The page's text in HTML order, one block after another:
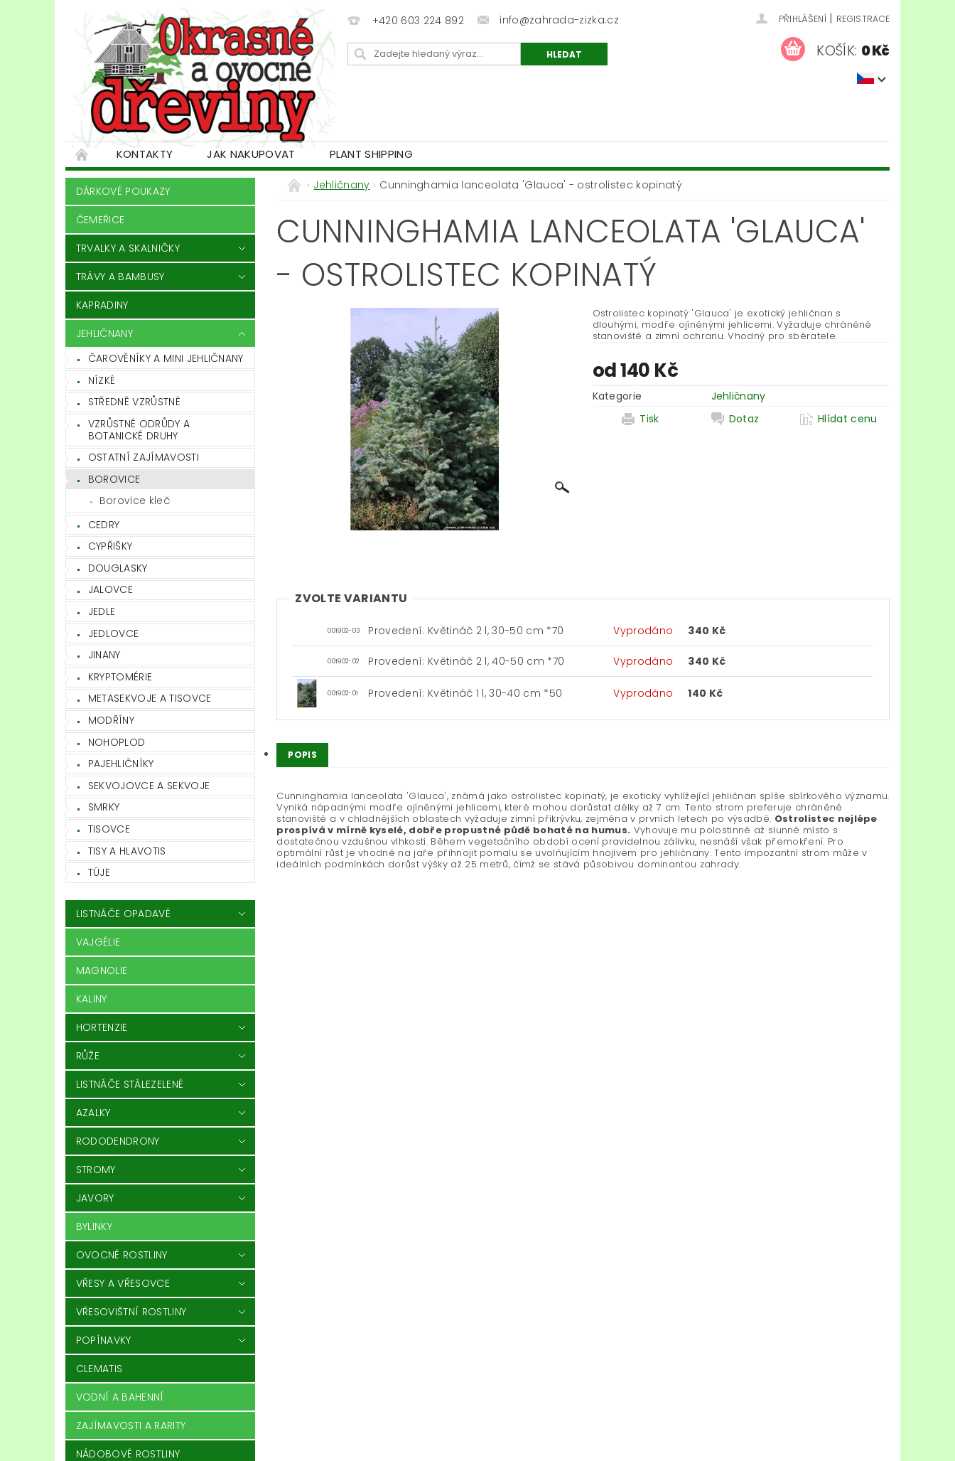
+420 603 224 892 info@zahrada-zizka.cz PŘIHLÁŠENÍ | REGISTRACE
KOŠÍK: 0 Kč
KONTAKTY JAK NAKUPOVAT PLANT SHIPPING
DÁRKOVÉ POUKAZY
ČEMEŘICE
TRVALKY A SKALNIČKY
TRÁVY A BAMBUSY
KAPRADINY
JEHLIČNANY
ČAROVĚNÍKY A MINI JEHLIČNANY
NÍZKÉ
STŘEDNĚ VZRŮSTNÉ
VZRŮSTNÉ ODRŮDY A
BOTANICKÉ DRUHY
OSTATNÍ ZAJÍMAVOSTI
BOROVICE
Borovice kleč
CEDRY
CYPŘIŠKY
DOUGLASKY
JALOVCE
JEDLE
JEDLOVCE
JINANY
KRYPTOMÉRIE
METASEKVOJE A TISOVCE
MODŘÍNY
NOHOPLOD
PAJEHLIČNÍKY
SEKVOJOVCE A SEKVOJE
SMRKY
TISOVCE
TISY A HLAVOTIS
TÚJE
LISTNÁČE OPADAVÉ
VAJGÉLIE
MAGNOLIE
KALINY
HORTENZIE
RŮŽE
LISTNÁČE STÁLEZELENÉ
AZALKY
RODODENDRONY
STROMY
JAVORY
BYLINKY
OVOCNÉ ROSTLINY
VŘESY A VŘESOVCE
VŘESOVIŠTNÍ ROSTLINY
POPÍNAVKY
CLEMATIS
VODNÍ A BAHENNÍ
ZAJÍMAVOSTI A RARITY
NÁDOBOVÉ ROSTLINY
Jehličnany Cunninghamia lanceolata 'Glauca' - ostrolistec kopinatý
CUNNINGHAMIA LANCEOLATA 'GLAUCA'
- OSTROLISTEC KOPINATÝ
Ostrolistec kopinatý 'Glauca' je exotický jehličnan s
dlouhými, modře ojíněnými jehlicemi. Vyžaduje chráněné
stanoviště a zimní ochranu. Vhodný pro sběratele.
od 140 Kč
Kategorie
Jehličnany
Tisk
Dotaz Hlídat cenu
ZVOLTE VARIANTU
001902-03 Provedení: Květináč 2 l, 30-50 cm *70 Vyprodáno 340 Kč
001902-02 Provedení: Květináč 2 l, 40-50 cm *70 Vyprodáno 340 Kč
001902-01 Provedení: Květináč 1 l, 30-40 cm *50 Vyprodáno 140 Kč
POPIS
Cunninghamia lanceolata 'Glauca', známá jako ostrolistec kopinatý, je exoticky vyhlížející jehličnan spíše sbírkového významu.
Vyniká nápadnými modře ojíněnými jehlicemi, které mohou dorůstat délky až 7 cm. Tento strom preferuje chráněné
stanoviště a v chladnějších oblastech vyžaduje zimní přikrývku, zejména v prvních letech po výsadbě. Ostrolistec nejlépe
prospívá v mírně kyselé, dobře propustné půdě bohaté na humus. Vyhovuje mu polostinné až slunné místo s
dostatečnou vzdušnou vlhkostí. Během vegetačního období ocení pravidelnou zálivku, nesnáší však přemokření. Pro
optimální růst je vhodné na jaře přihnojit pomalu se uvolňujícím hnojivem pro jehličnany. Tento impozantní strom může v
ideálních podmínkách dorůst výšky až 25 metrů, čímž se stává působivou dominantou zahrady.